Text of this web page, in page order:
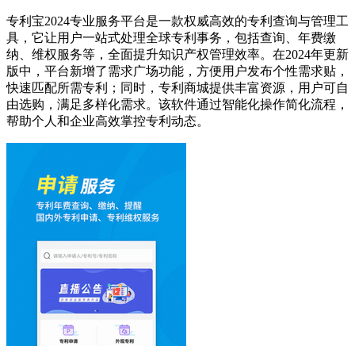
专利宝2024专业服务平台是一款权威高效的专利查询与管理工
具，它让用户一站式处理全球专利事务，包括查询、年费缴
纳、维权服务等，全面提升知识产权管理效率。在2024年更新
版中，平台新增了需求广场功能，方便用户发布个性需求贴，
快速匹配所需专利；同时，专利商城提供丰富资源，用户可自
由选购，满足多样化需求。该软件通过智能化操作简化流程，
帮助个人和企业高效掌控专利动态。